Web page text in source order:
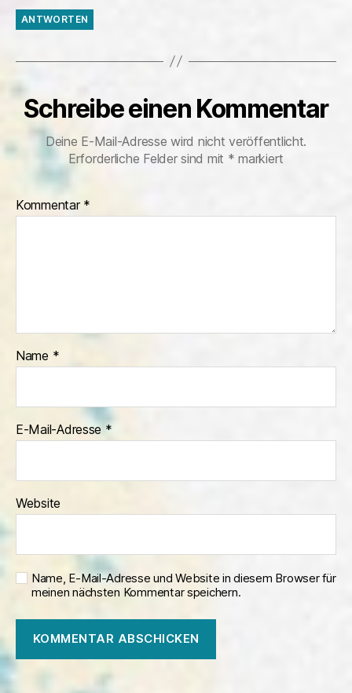
ANTWORTEN
Schreibe einen Kommentar
Deine E-Mail-Adresse wird nicht veröffentlicht.
Erforderliche Felder sind mit * markiert
Kommentar *
Name *
E-Mail-Adresse*
Website
Name, E-Mail-Adresse und Website in diesem Browser für
meinen nächsten Kommentar speichern.